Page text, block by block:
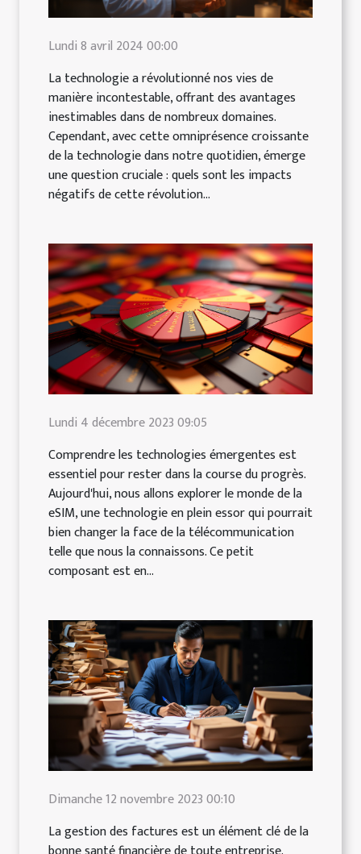
Lundi 8 avril 2024 00:00
La technologie a révolutionné nos vies de
manière incontestable, offrant des avantages
inestimables dans de nombreux domaines.
Cependant, avec cette omniprésence croissante
de la technologie dans notre quotidien, émerge
une question cruciale : quels sont les impacts
négatifs de cette révolution...
Lundi 4 décembre 2023 09:05
Comprendre les technologies émergentes est
essentiel pour rester dans la course du progrès.
Aujourd'hui, nous allons explorer le monde de la
eSIM, une technologie en plein essor qui pourrait
bien changer la face de la télécommunication
telle que nous la connaissons. Ce petit
composant est en...
Dimanche 12 novembre 2023 00:10
La gestion des factures est un élément clé de la